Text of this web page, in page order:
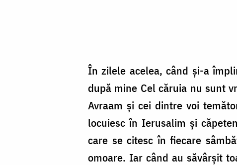
În zilele acelea, când şi-a
după mine Cel căruia nu sunt
Avraam şi cei dintre voi
locuiesc în Ierusalim şi
care se citesc în fiecare
omoare. Iar când au săvârşit